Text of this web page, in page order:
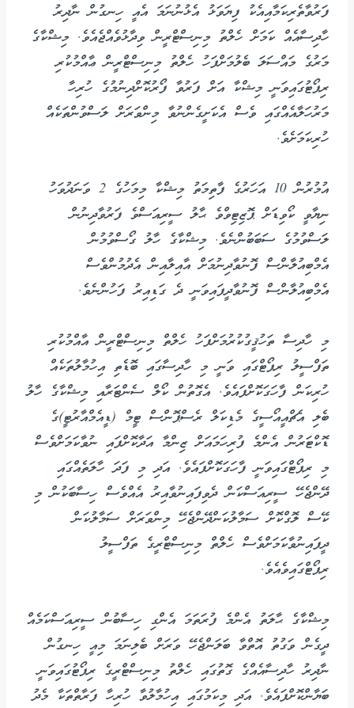
ފަރުވާތެރިކަމާއިއެކު ފިޔަވަޅު އެޅުނުނަމަ އެއީ ހިނގުން ނާދިރު
ހާދިސާއެއް ކަމަށް ހެލްތު މިނިސްޓްރީން ވިދާޅުވެއްޖެއެވެ. މިޝްކާގެ
މަރުގެ މައްސަލަ ބެލުމަށްފަހު ހެލްތު މިނިސްޓްރީން ޢާއްމުކުރި
ރިޕޯޓުގައިވަނީ މިޝްކާ އަށް ފަރުވާ ފޯރުކޮށްދިނުމުގެ ހުރިހާ
މަރުހަލާއެއްގައި ވެސް އެކަށީގެންނުވާ މިންވަރަށް ލަސްވުންތަކެއް
ހުރިކަމަށެވެ.
އުމުރުން 10 އަހަރުގެ ފާތިމަތު މިޝްކާ މިމަހުގެ 2 ވަނަދުވަހު
ނިޔާވީ ކޯވިޑަށް ޕޮޒިޓިވްވެ ޙާލު ސީރިއަސްވެ ފަރުވާދިނުން
ލަސްވުމުގެ ސަބަބުންނެވެ. މިޝްކާގެ ހާލު ގޯސްވުމުން
އެމްބިއުލާންސް ފޮނުވާދިނުމަށް އާއިލާއިން އެދުމުންވެސް
އެމްބިއުލާންސް ފޮނުވާދީފައިވަނީ ދެ ގަޑިއިރު ފަހުންނެވެ.
މި ހާދިސާ ތަހުޤީގުކުރުމަށްފަހު ހެލްތް މިނިސްޓްރީން އާއްމުކުރި
ތަފްސީލު ރިޕޯޓްގައި ވަނީ މި ހާދިސާގައި ބޮޑެތި އިހުމާލުތަކެއް
ހުރިކަން ފާހަގަކޮށްފައެވެ. އެގޮތުން ކޯލް ސެންޓަރާއި މިޝްކާގެ ހާލު
ބެލި އެޗްއީއޯސީގެ މެޑިކަލް ރެސްޕޮންސް ޓީމް (ޑީއެމްއާރުޓީ)ގެ
ޑޮކްޓަރުން އެންމެ ފުރިހަމައަށް ޒިންމާ އަދާކޮށްފައި ނުވާކަމަށްވެސް
މި ރިޕޯޓްގައިވަނީ ފާހަގަކޮށްފައެވެ. އަދި މި ފަދަ ހާލަތެއްގައި
ދޭންޖެހޭ ސީރިއަސްކަން ދެވިފައިނުވާއިރު އެއްވެސް ހިސާބަކުން މި
ކޭސް ލޮގްކޮށް ސަމާލުކަންދޭންޖެހޭ މިންވަރަށް ސަމާލުކަން
ދީފައިނުވާކަމަށްވެސް ހެލްތް މިނިސްޓްރީގެ ތަފްސީލު
ރިޕޯޓްގައިވެއެވެ.
މިޝްކާގެ ޙާލަތު އެންމެ ފުރަތަމަ އެންގި ހިސާބުން ސީރިއަސްކަމެއް
ދީގެން ވަގުތު އޮތްވާ ބަލަންޖެހޭ ވަރަށް ބެލިނަމަ މިއީ ހިނގުން
ނާދިރު ހާދިސާއެއްގެ ގޮތުގައި ހެލްތު މިނިސްޓްރީގެ ރިޕޯޓުގައިވަނީ
ބަޔާންކޮށްފައެވެ. އަދި މިކަމުގައި އިހުމާލުވާ ހުރިހާ ފަރާތްތަކާ މެދު